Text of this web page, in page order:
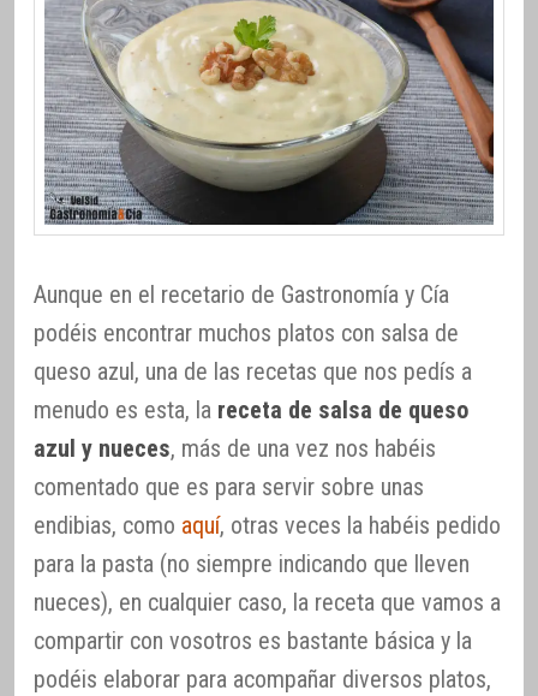
Aunque en el recetario de Gastronomía y Cía
podéis encontrar muchos platos con salsa de
queso azul, una de las recetas que nos pedís a
menudo es esta, la receta de salsa de queso
azul y nueces, más de una vez nos habéis
comentado que es para servir sobre unas
endibias, como aquí, otras veces la habéis pedido
para la pasta (no siempre indicando que lleven
nueces), en cualquier caso, la receta que vamos a
compartir con vosotros es bastante básica y la
podéis elaborar para acompañar diversos platos,